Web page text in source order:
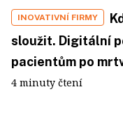
INOVATIVNÍ FIRMY
sloužit. Digitální
pacientům po
4 minuty čtení